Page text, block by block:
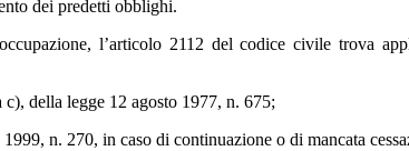
dei predetti obblighi.
l’articolo 2112 del codice civile trova
della legge 12 agosto 1977, n. 675;
n. 270, in caso di continuazione o di mancata